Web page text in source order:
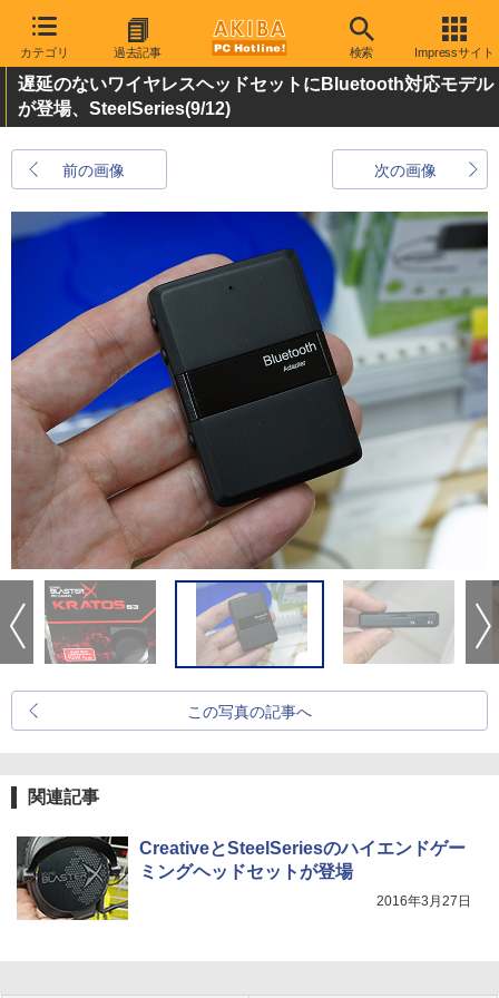
カテゴリ 過去記事 検索 Impressサイト
遅延のないワイヤレスヘッドセットにBluetooth対応モデル
が登場、SteelSeries(9/12)
前の画像 次の画像
この写真の記事へ
関連記事
CreativeとSteelSeriesのハイエンドゲー
ミングヘッドセットが登場
2016年3月27日